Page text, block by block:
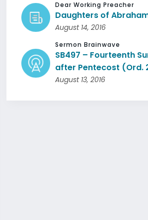
Dear Working Preacher
Daughters of
August 14, 2016
Sermon Brainwave
SB497 – Fourteenth
after Pentecost (Ord.
August 13, 2016